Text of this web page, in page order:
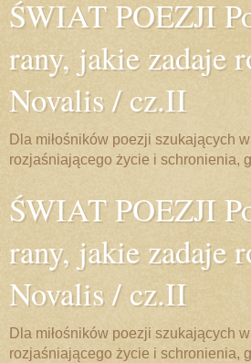
ŚWIAT POEZJI
rany, jakie zadaje
Novalis / cz.II
Dla miłośników poezji szukających
rozjaśniającego życie i schronienia,
ŚWIAT POEZJI
rany, jakie zadaje
Novalis / cz.II
Dla miłośników poezji szukających
rozjaśniającego życie i schronienia,